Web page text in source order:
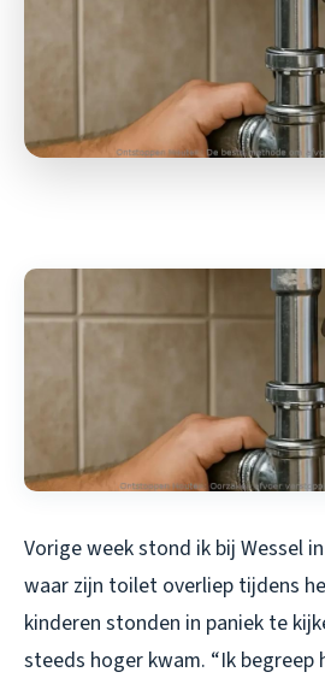
Vorige week stond ik bij Wessel
waar zijn toilet overliep tijdens
kinderen stonden in paniek te
steeds hoger kwam. “Ik begreep